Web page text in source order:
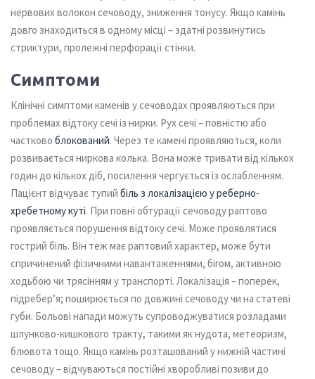
нервових волокон сечоводу, зниження тонусу. Якщо камінь
довго знаходиться в одному місці – здатні розвинутись
стриктури, пролежні перфорації стінки.
Симптоми
Клінічні симптоми каменів у сечоводах проявляються при
проблемах відтоку сечі із нирки. Рух сечі – повністю або
частково блокований. Через те камені проявляються, коли
розвивається ниркова колька. Вона може тривати від кількох
годин до кількох діб, посилення чергується із ослабленням.
Пацієнт відчуває тупий біль з локалізацією у реберно-
хребетному куті. При повні обтурації сечоводу раптово
проявляється порушення відтоку сечі. Може проявлятися
гострий біль. Він теж має раптовий характер, може бути
спричинений фізичними навантаженнями, бігом, активною
ходьбою чи трясінням у транспорті. Локалізація – поперек,
підребер’я; поширюється по довжині сечоводу чи на статеві
губи. Больові напади можуть супроводжуватися розладами
шлунково-кишкового тракту, такими як нудота, метеоризм,
блювота тощо. Якщо камінь розташований у нижній частині
сечоводу – відчуваються постійні хворобливі позиви до